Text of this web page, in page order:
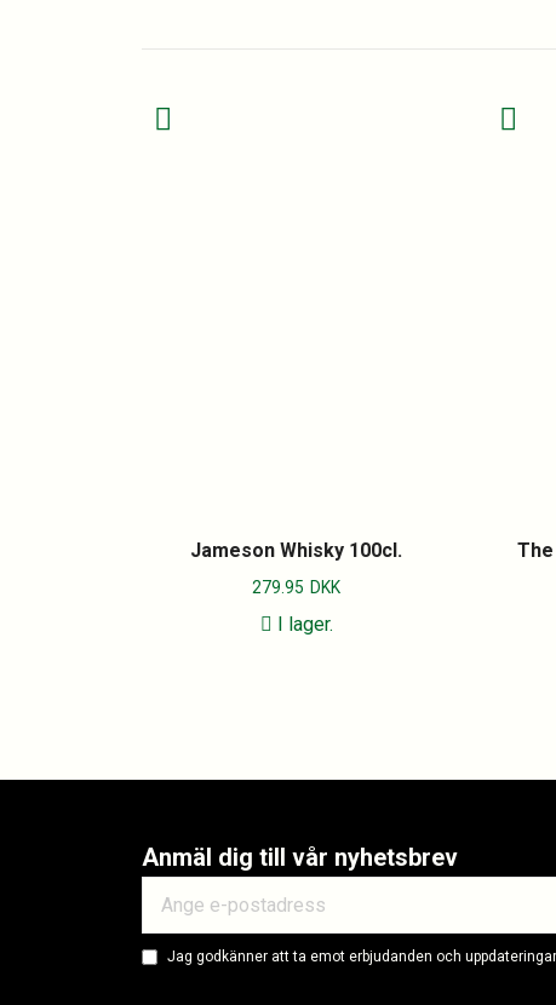
Jameson Whisky 100cl.
279.95 DKK
I lager.
Anmäl dig till vår nyhetsbrev
Jag godkänner att ta emot erbjudanden och